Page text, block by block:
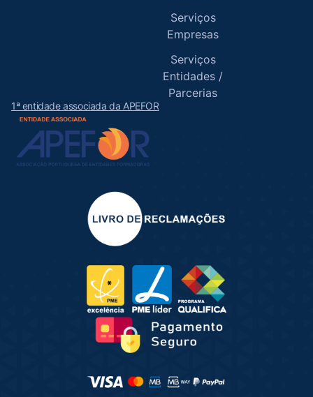
Serviços
Empresas
Serviços
Entidades /
Parcerias
1ª entidade associada da APEFOR